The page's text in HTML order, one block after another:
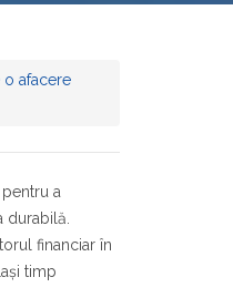
o afacere
a
durabilă.
financiar în
timp